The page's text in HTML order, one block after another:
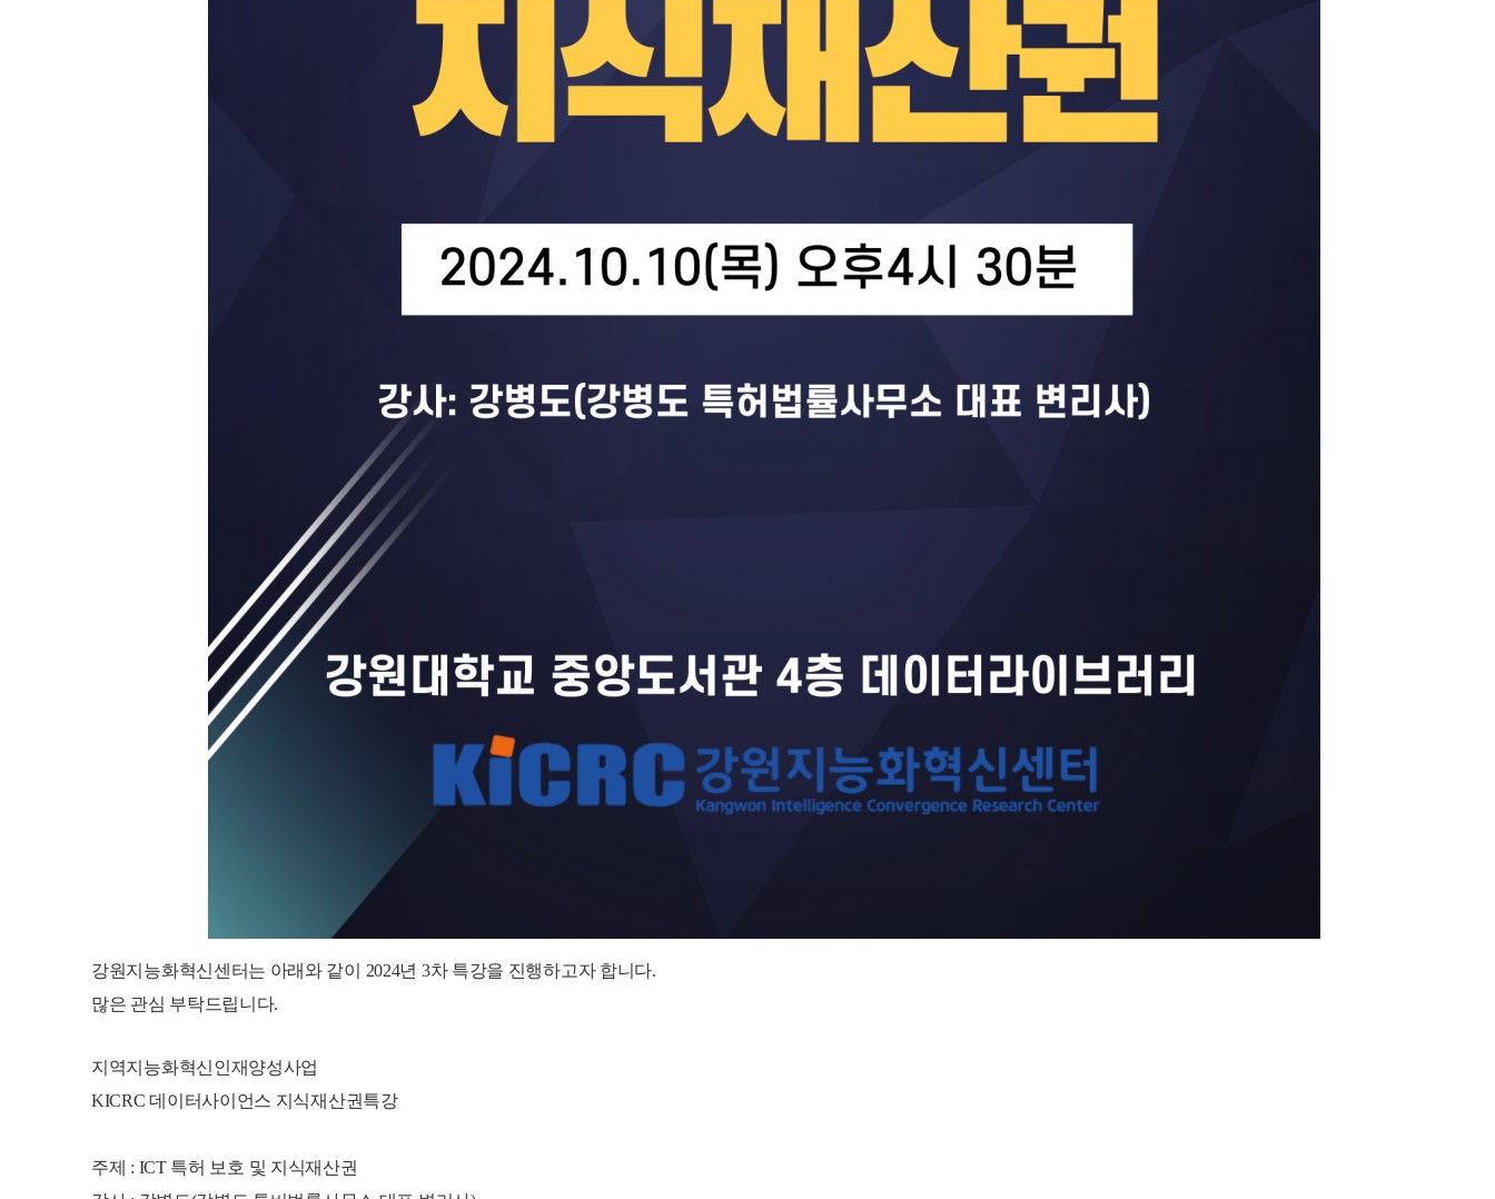
강원지능화혁신센터는 아래와 같이 2024년 3차 특강을 진행하고자 합니다.
많은 관심 부탁드립니다.
지역지능화혁신인재양성사업
KICRC 데이터사이언스 지식재산권특강
주제 : ICT 특허 보호 및 지식재산권